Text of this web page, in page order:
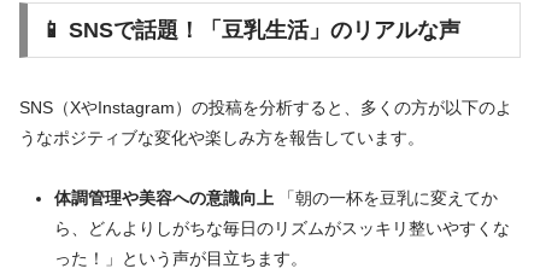
📱 SNSで話題！「豆乳生活」のリアルな声
SNS（XやInstagram）の投稿を分析すると、多くの方が以下のよ
うなポジティブな変化や楽しみ方を報告しています。
体調管理や美容への意識向上 「朝の一杯を豆乳に変えてか
ら、どんよりしがちな毎日のリズムがスッキリ整いやすくな
った！」という声が目立ちます。